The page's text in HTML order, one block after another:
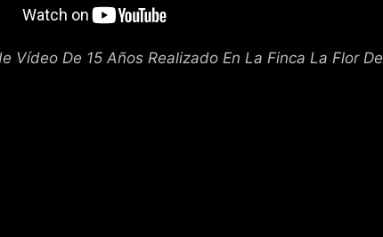
Vídeo De 15 Años Realizado En La Finca La Flor De